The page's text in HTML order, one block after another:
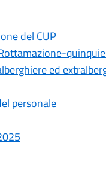
del CUP
ed
personale